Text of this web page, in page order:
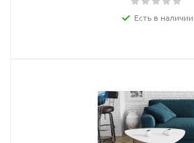
Есть в наличии